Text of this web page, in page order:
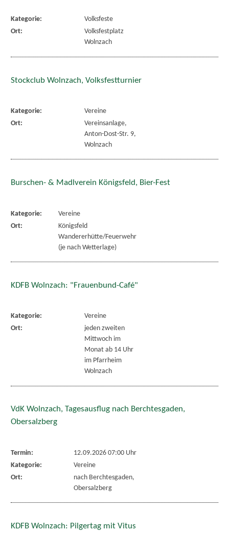
Kategorie:
Volksfeste
Ort:
Volksfestplatz
Wolnzach
Stockclub Wolnzach, Volksfestturnier
Kategorie:
Vereine
Ort:
Vereinsanlage,
Anton-Dost-Str. 9,
Wolnzach
Burschen- & Madlverein Königsfeld, Bier-Fest
Kategorie:
Vereine
Ort:
Königsfeld
Wandererhütte/Feuerwehr
(je nach Wetterlage)
KDFB Wolnzach: "Frauenbund-Café"
Kategorie:
Vereine
Ort:
jeden zweiten
Mittwoch im
Monat ab 14 Uhr
im Pfarrheim
Wolnzach
VdK Wolnzach, Tagesausflug nach Berchtesgaden,
Obersalzberg
Termin:
12.09.2026 07:00 Uhr
Kategorie:
Vereine
Ort:
nach Berchtesgaden,
Obersalzberg
KDFB Wolnzach: Pilgertag mit Vitus